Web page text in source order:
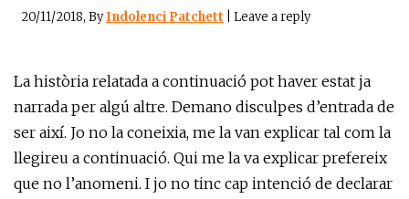
20/11/2018, ByIndolenci Patchett Leave a reply
La història relatada a continuació pot haver estat ja
narrada per algú altre. Demano disculpes d’entrada de
ser així. Jo no la coneixia, me la van explicar tal com la
llegireu a continuació. Qui me la va explicar prefereix
que no l’anomeni. I jo no tinc cap intenció de declarar